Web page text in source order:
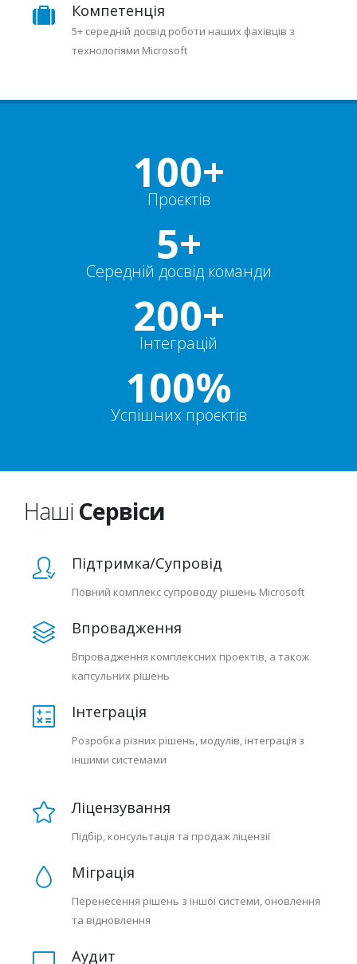
Компетенція
5+ середній досвід роботи наших фахівців з
технологіями Microsoft
100+
Проєктів
5+
Середній досвід команди
200+
Інтеграцій
100%
Успішних проєктів
Наші Сервіси
Підтримка/Супровід
Повний комплекс супроводу рішень Microsoft
Впровадження
Впровадження комплексних проектів, а також
капсульних рішень
Інтеграція
Розробка різних рішень, модулів, інтеграція з
іншими системами
Ліцензування
Підбір, консультація та продаж ліцензії
Міграція
Перенесення рішень з іншої системи, оновлення
та відновлення
Аудит